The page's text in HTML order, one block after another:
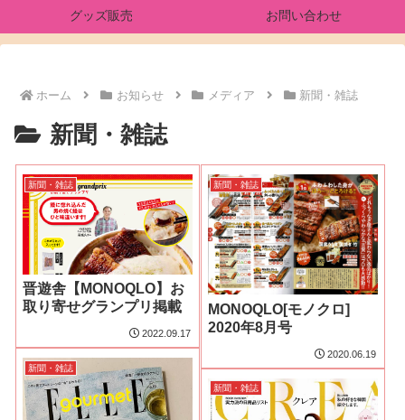
グッズ販売 お問い合わせ
ホーム お知らせ メディア 新聞・雑誌
新聞・雑誌
新聞・雑誌
晋遊舎【MONOQLO】お
取り寄せグランプリ掲載
2022.09.17
新聞・雑誌
MONOQLO[モノクロ]
2020年8月号
2020.06.19
新聞・雑誌
新聞・雑誌